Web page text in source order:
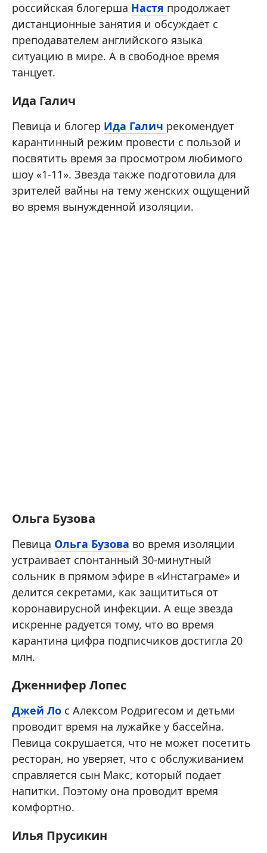
российская блогерша Настя продолжает
дистанционные занятия и обсуждает с
преподавателем английского языка
ситуацию в мире. А в свободное время
танцует.
Ида Галич
Певица и блогер Ида Галич рекомендует
карантинный режим провести с пользой и
посвятить время за просмотром любимого
шоу «1-11». Звезда также подготовила для
зрителей вайны на тему женских ощущений
во время вынужденной изоляции.
Ольга Бузова
Певица Ольга Бузова во время изоляции
устраивает спонтанный 30-минутный
сольник в прямом эфире в «Инстаграме» и
делится секретами, как защититься от
коронавирусной инфекции. А еще звезда
искренне радуется тому, что во время
карантина цифра подписчиков достигла 20
млн.
Дженнифер Лопес
Джей Ло с Алексом Родригесом и детьми
проводит время на лужайке у бассейна.
Певица сокрушается, что не может посетить
ресторан, но уверяет, что с обслуживанием
справляется сын Макс, который подает
напитки. Поэтому она проводит время
комфортно.
Илья Прусикин